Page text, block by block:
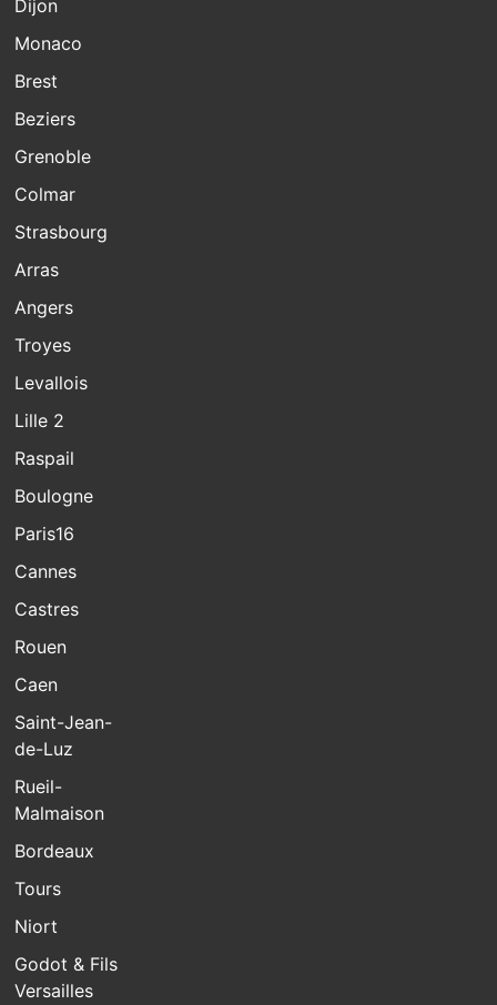
Dijon
Monaco
Brest
Beziers
Grenoble
Colmar
Strasbourg
Arras
Angers
Troyes
Levallois
Lille 2
Raspail
Boulogne
Paris16
Cannes
Castres
Rouen
Caen
Saint-Jean-
de-Luz
Rueil-
Malmaison
Bordeaux
Tours
Niort
Godot & Fils
Versailles